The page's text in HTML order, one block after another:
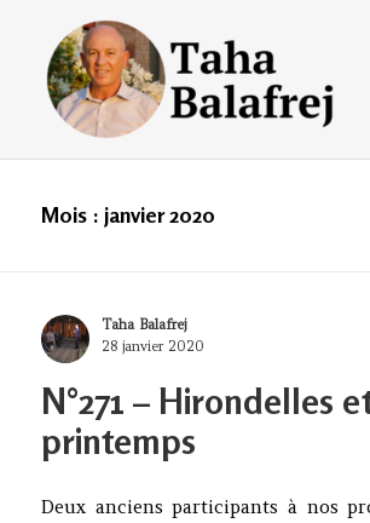
Taha Balafrej Blog
Mois : janvier 2020
Author
Taha Balafrej
Posted
28 janvier 2020
N°271 – Hirondelles
printemps
Deux anciens participants à nos